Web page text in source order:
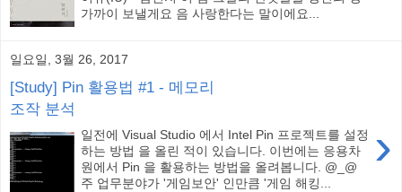
가까이 보낼게요 음 사랑한다는 말이에요...
일요일, 3월 26, 2017
[Study] Pin 활용법 #1 - 메모리
조작 분석
›
일전에 Visual Studio 에서 Intel Pin 프로젝트를 설정
하는 방법 을 올린 적이 있습니다. 이번에는 응용차
원에서 Pin 을 활용하는 방법을 올려봅니다. @_@
주 업무분야가 '게임보안' 인만큼 '게임 해킹...